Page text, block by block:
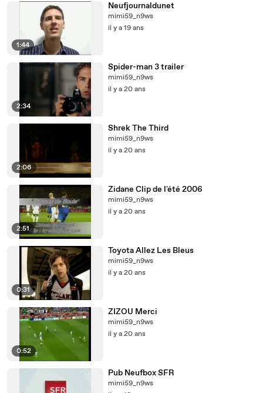
1:44
Neufjournaldunet
mimi59_n9ws
il y a 19 ans
2:34
Spider-man 3 trailer
mimi59_n9ws
il y a 20 ans
2:06
Shrek The Third
mimi59_n9ws
il y a 20 ans
2:51
Zidane Clip de l'été 2006
mimi59_n9ws
il y a 20 ans
0:31
Toyota Allez Les Bleus
mimi59_n9ws
il y a 20 ans
0:52
ZIZOU Merci
mimi59_n9ws
il y a 20 ans
Pub Neufbox SFR
mimi59_n9ws